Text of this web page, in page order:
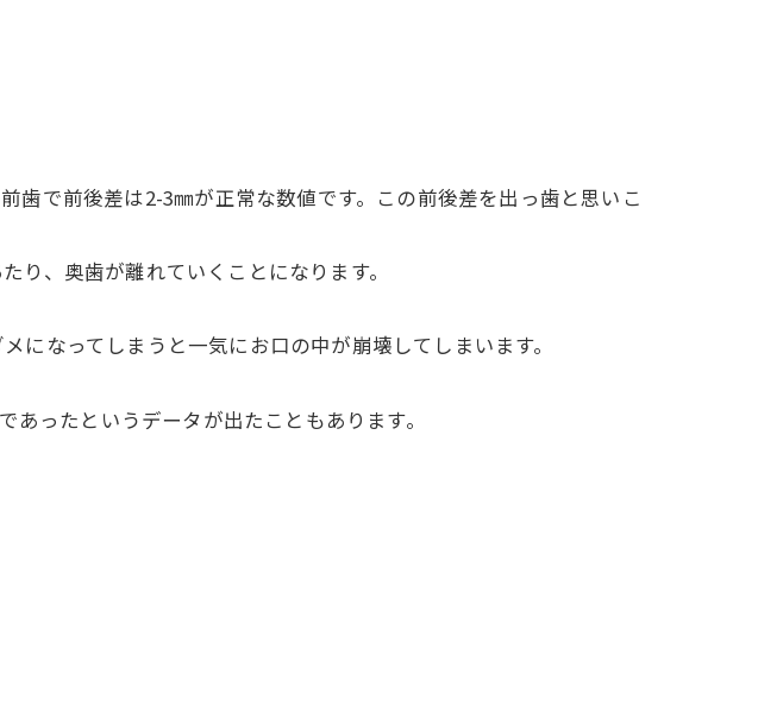
歯で前後差は2-3㎜が正常な数値です。この前後差を出っ歯と思いこ
、奥歯が離れていくことになります。
なってしまうと一気にお口の中が崩壊してしまいます。
ったというデータが出たこともあります。